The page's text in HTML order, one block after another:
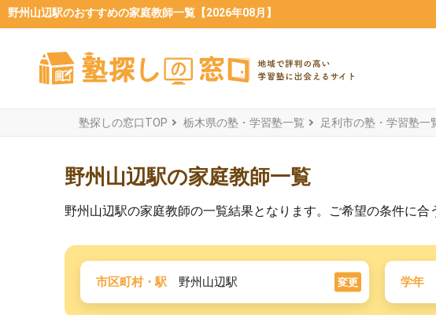
野州山辺駅のおすすめの家庭教師一覧【2026年08月】
塾探しの窓口TOP 栃木県の塾・学習塾一覧 足利市の塾・学習塾一
野州山辺駅の家庭教師一覧
野州山辺駅の家庭教師の一覧結果となります。ご希望の条件に合
市区町村・駅 野州山辺駅 変更 学年